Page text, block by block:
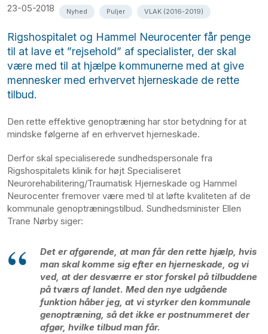
23-05-2018 Nyhed Puljer VLAK (2016-2019)
Rigshospitalet og Hammel Neurocenter får penge
til at lave et ”rejsehold” af specialister, der skal
være med til at hjælpe kommunerne med at give
mennesker med erhvervet hjerneskade de rette
tilbud.
Den rette effektive genoptræning har stor betydning for at
mindske følgerne af en erhvervet hjerneskade.
Derfor skal specialiserede sundhedspersonale fra
Rigshospitalets klinik for højt Specialiseret
Neurorehabilitering/Traumatisk Hjerneskade og Hammel
Neurocenter fremover være med til at løfte kvaliteten af de
kommunale genoptræningstilbud. Sundhedsminister Ellen
Trane Nørby siger:
Det er afgørende, at man får den rette hjælp, hvis
man skal komme sig efter en hjerneskade, og vi
ved, at der desværre er stor forskel på tilbuddene
på tværs af landet. Med den nye udgående
funktion håber jeg, at vi styrker den kommunale
genoptræning, så det ikke er postnummeret der
afgør, hvilke tilbud man får.